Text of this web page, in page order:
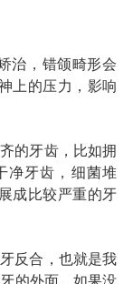
治，错颌畸形会
上的压力，影响
的牙齿，比如拥
净牙齿，细菌堆
成比较严重的牙
反合，也就是我
的外面。如果没